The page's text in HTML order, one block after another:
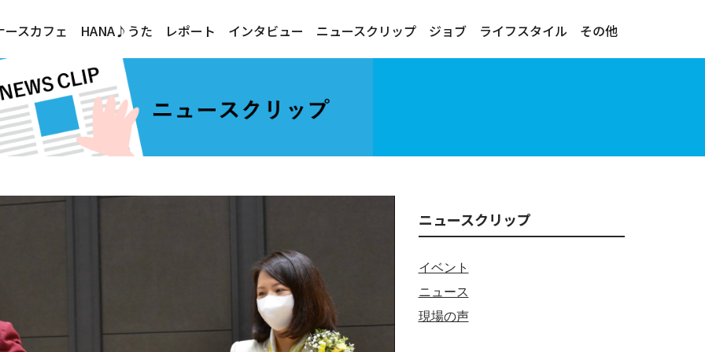
ースカフェ HANA♪うた レポート インタビュー ニュースクリップ ジョブ ライフスタイル その他
ニュースクリップ
イベント
ニュース
現場の声